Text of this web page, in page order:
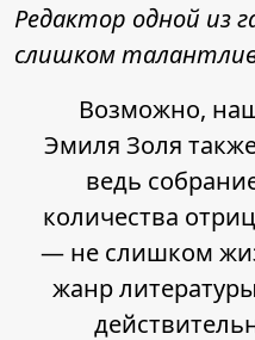
Редактор одной из
слишком
Возможно,
Эмиля Золя
ведь
количества
— не слишком
жанр